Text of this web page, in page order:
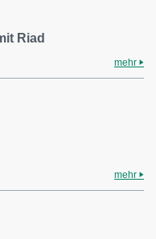
Riad
mehr
mehr